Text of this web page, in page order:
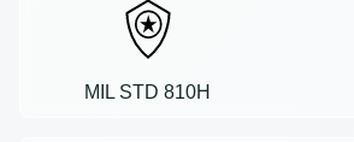
MIL STD 810H